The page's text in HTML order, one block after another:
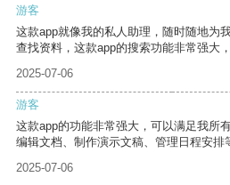
游客
这款app就像我的私人助理，随时随地为
查找资料，这款app的搜索功能非常强大
2025-07-06
游客
这款app的功能非常强大，可以满足我所
编辑文档、制作演示文稿、管理日程安排
2025-07-06